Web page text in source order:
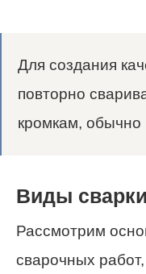
Для создания
повторно
кромкам, обычно
Виды
Рассмотрим
сварочных